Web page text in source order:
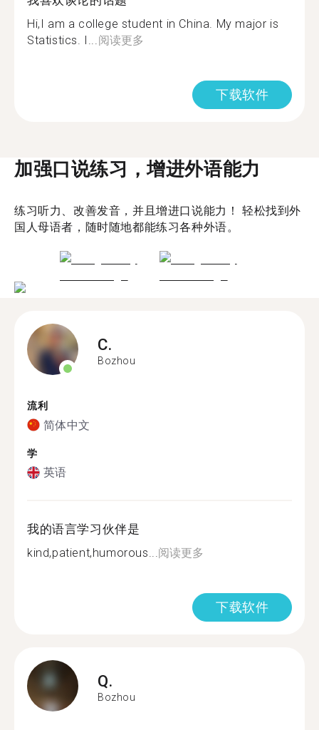
Hi,I am a college student in China. My major is
Statistics. I... 阅读更多
下载软件
加强口说练习，增进外语能力
练习听力、改善发音，并且增进口说能力！ 轻松找到外
国人母语者，随时随地都能练习各种外语。
C.
Bozhou
流利
简体中文
学
英语
我的语言学习伙伴是
kind,patient,humorous...阅读更多
下载软件
Q.
Bozhou